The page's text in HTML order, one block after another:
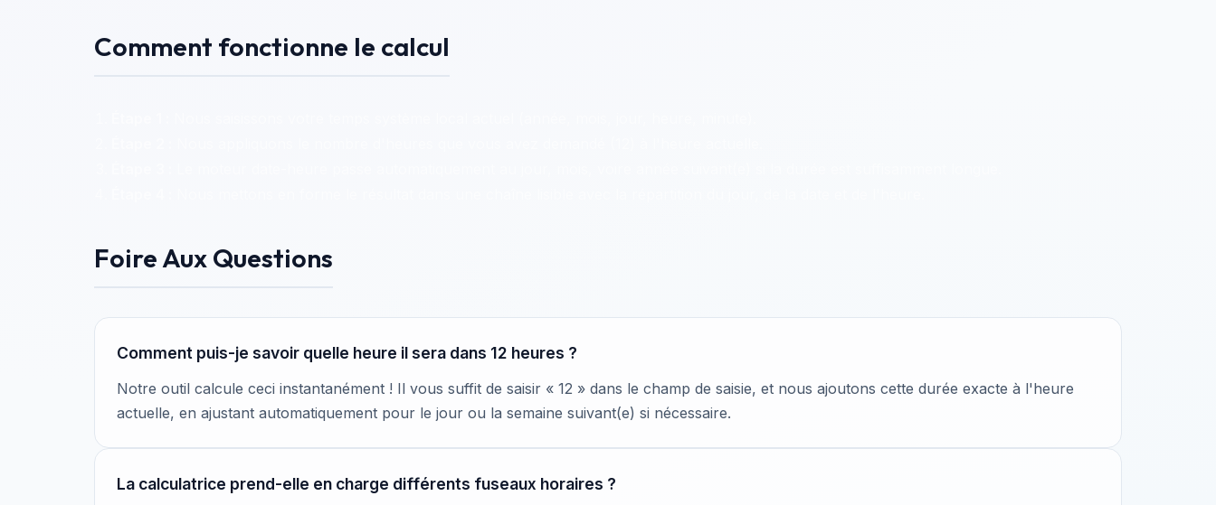
Comment fonctionne le calcul
Foire Aux Questions
Comment puis-je savoir quelle heure il sera dans 12 heures ?
Notre outil calcule ceci instantanément ! Il vous suffit de saisir « 12 » dans le champ de saisie, et nous ajoutons cette durée exacte à l'heure
actuelle, en ajustant automatiquement pour le jour ou la semaine suivant(e) si nécessaire.
La calculatrice prend-elle en charge différents fuseaux horaires ?